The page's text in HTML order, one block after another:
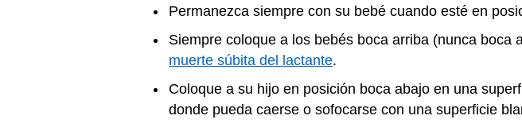
Permanezca siempre con su bebé cuando esté en
Siempre coloque a los bebés boca arriba (nunca boca
muerte súbita del lactante.
Coloque a su hijo en posición boca abajo en una
donde pueda caerse o sofocarse con una superficie